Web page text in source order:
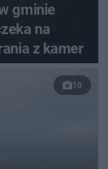
gminie
na
z kamer
10